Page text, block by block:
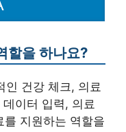
할을 하나요?
인 건강 체크, 의료
이터 입력, 의료
를 지원하는 역할을